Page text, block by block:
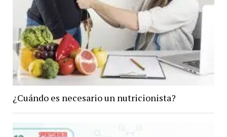
¿Cuándo es necesario un nutricionista?